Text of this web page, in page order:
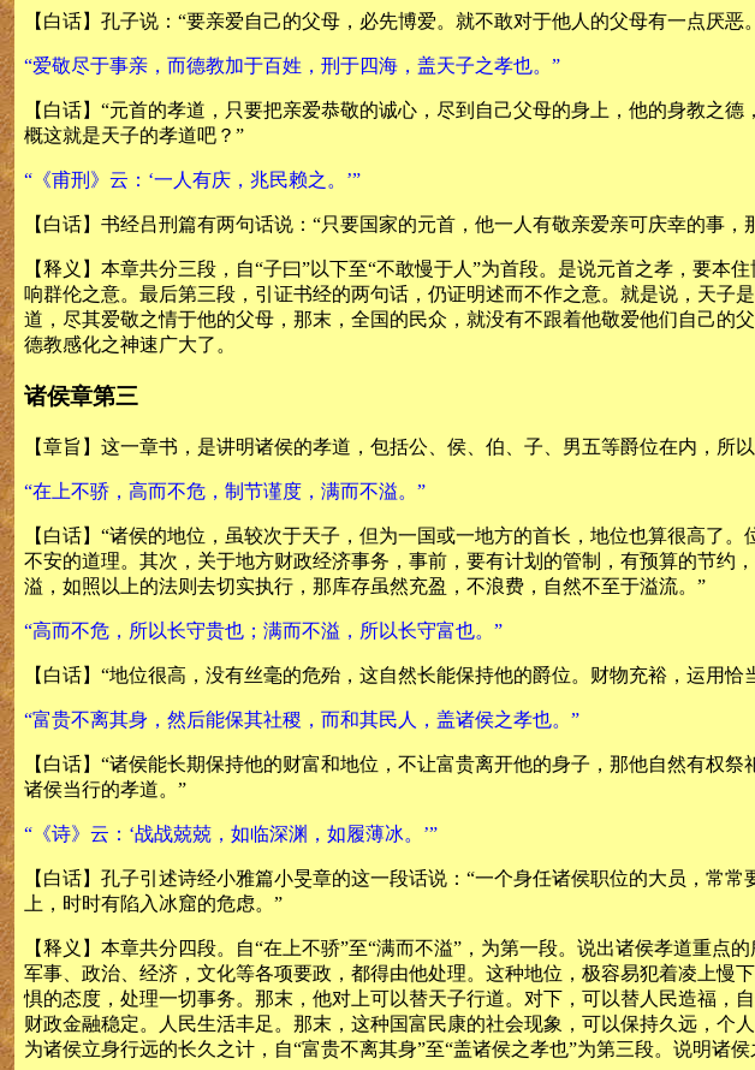
【白话】孔子说：“要亲爱自己的父母，必先博爱。就不敢对于他人的父母有一点厌
“爱敬尽于事亲，而德教加于百姓，刑于四海，盖天子之孝也。”
【白话】“元首的孝道，只要把亲爱恭敬的诚心，尽到自己父母的身上，他的身教之
概这就是天子的孝道吧？”
“《甫刑》云：‘一人有庆，兆民赖之。’”
【白话】书经吕刑篇有两句话说：“只要国家的元首，他一人有敬亲爱亲可庆幸的事
【释义】本章共分三段，自“子曰”以下至“不敢慢于人”为首段。是说元首之孝，要
响群伦之意。最后第三段，引证书经的两句话，仍证明述而不作之意。就是说，天
道，尽其爱敬之情于他的父母，那末，全国的民众，就没有不跟着他敬爱他们自己的
德教感化之神速广大了。
诸侯章第三
【章旨】这一章书，是讲明诸侯的孝道，包括公、侯、伯、子、男五等爵位在内，所
“在上不骄，高而不危，制节谨度，满而不溢。”
【白话】“诸侯的地位，虽较次于天子，但为一国或一地方的首长，地位也算很高了
不安的道理。其次，关于地方财政经济事务，事前，要有计划的管制，有预算的节
溢，如照以上的法则去切实执行，那库存虽然充盈，不浪费，自然不至于溢流。”
“高而不危，所以长守贵也；满而不溢，所以长守富也。”
【白话】“地位很高，没有丝毫的危殆，这自然长能保持他的爵位。财物充裕，运用
“富贵不离其身，然后能保其社稷，而和其民人，盖诸侯之孝也。”
【白话】“诸侯能长期保持他的财富和地位，不让富贵离开他的身子，那他自然有权
诸侯当行的孝道。”
“《诗》云：‘战战兢兢，如临深渊，如履薄冰。’”
【白话】孔子引述诗经小雅篇小旻章的这一段话说：“一个身任诸侯职位的大员，常
上，时时有陷入冰窟的危虑。”
【释义】本章共分四段。自“在上不骄”至“满而不溢”，为第一段。说出诸侯孝道重
军事、政治、经济，文化等各项要政，都得由他处理。这种地位，极容易犯着凌上
惧的态度，处理一切事务。那末，他对上可以替天子行道。对下，可以替人民造福，
财政金融稳定。人民生活丰足。那末，这种国富民康的社会现象，可以保持久远，个
为诸侯立身行远的长久之计，自“富贵不离其身”至“盖诸侯之孝也”为第三段。说明诸